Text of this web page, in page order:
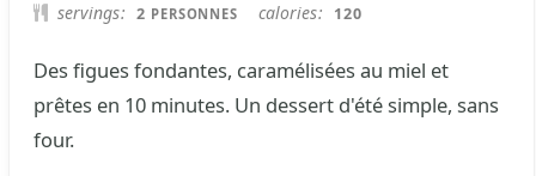
servings 2 PERSONNES calories 120
Des figues fondantes, caramélisées au miel et
prêtes en 10 minutes. Un dessert d'été simple, sans
four.